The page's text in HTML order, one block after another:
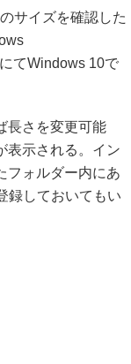
サイズを確認した
てWindows 10で
長さを変更可能
表示される。イン
フォルダー内にあ
録しておいてもい